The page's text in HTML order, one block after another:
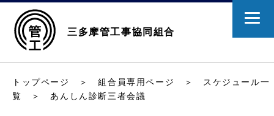
三多摩管工事協同組合
トップページ ＞組合員専用ページ ＞
スケジュール一
覧
＞ あんしん診断三者会議